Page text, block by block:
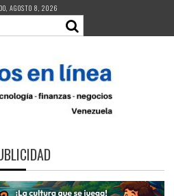
AGOSTO 8, 2026